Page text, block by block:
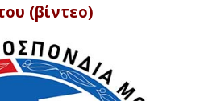
(βίντεο)